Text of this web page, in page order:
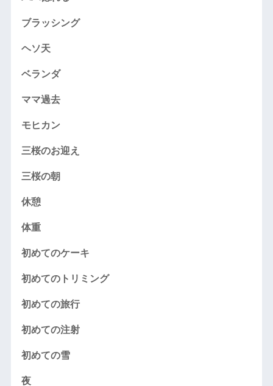
ブラッシング
ヘソ天
ベランダ
ママ過去
モヒカン
三桜のお迎え
三桜の朝
休憩
体重
初めてのケーキ
初めてのトリミング
初めての旅行
初めての注射
初めての雪
夜